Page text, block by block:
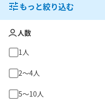
もっと絞り込む
人数
1人
2〜4人
5〜10人